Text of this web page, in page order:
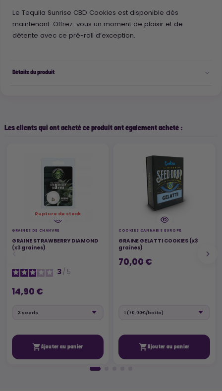
Le Tequila Sunrise CBD Cookies est disponible dès
maintenant. Offrez-vous un moment de plaisir et de
détente avec ce pré-roll d’exception.
Détails du produit
Les clients qui ont acheté ce produit ont également acheté :
Rupture de stock
GRAINES DE CHANVRE
GRAINE STRAWBERRY DIAMOND
(x3 graines)
3/ 5
14,90 €
Ajouter au panier
COOKIES CANNABIS EUROPE
GRAINE GELATTI COOKIES (x3
graines)
70,00 €
Ajouter au panier